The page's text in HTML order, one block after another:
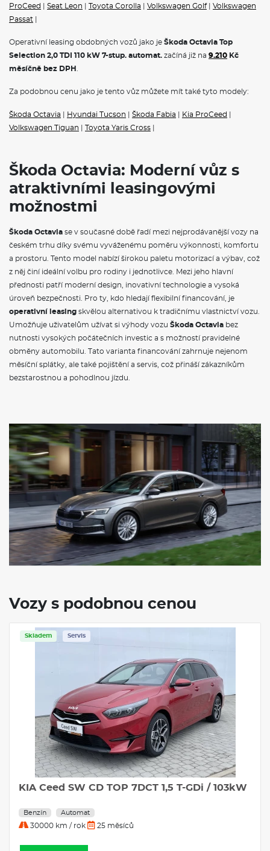
spolujezdce, kolenní airbag řidiče
2× boční airbag vpředu, 2× hlavový airbag a středový airbag
Hlídání mrtvého úhlu (Side Assist)
Front Assist - s upozorněním a zabržděním při hrozící kolizi s
vozidly, chodci a cyklisty
Dvoutónová siréna
Home
Signalizace nezapnutého bezpečnostního pásu
KESSY - bezklíčové zamykání a startování
Alarm
Prediktivní tempomat
Přídavné odrazky (oblast dveří)
Systém Start/Stop
Středová konzola s držáky nápojů, žaluzií, držák multimédií a
odkládací přihrádka za středovou konzolou
POJIŠTĚNÍ
Havarijní pojištění se spoluúčastí 10%
Pojištění skel
ZÁKLADNÍ INFORMACE O SOUČASNÉM
MODELU VOZU ŠKODA OCTAVIA
Škoda Octaviaje jedním z nejpopulárnějších modelů
ideální volbu pro rodiny i jednotlivce. Pod kapotou najdete
efektivní motory, včetně
benzinových a naftových variant, které
splňují přísné emisní normy. Novinkou je také
hybridní verze
která kombinuje klasický spalovací motor s elektrickým
pohonem, a tak nabízí nižší spotřebu paliva a ekologičtější
provoz.Škoda Octaviaje proto skvělou volbou pro ty, kteří
hledají stylový, ekologický a prostorný automobil.
VÝBAVA:
Klimatizace
Tažné zařízení
ProCeed
Seat Leon Toyota Corolla Volkswagen Golf| Volkswagen
Passat
Operativní leasing obdobných vozů jako je Škoda Octavia Top
Selection 2,0 TDI 110 kW 7-stup. automat. začíná již na 9.210 Kč
měsíčně bez DPH
Za podobnou cenu jako je tento vůz můžete mít také tyto modely:
Škoda Octavia Hyundai Tucson Škoda Fabia Kia ProCeed
Volkswagen Tiguan
Toyota Yaris Cross
Škoda Octavia: Moderní vůz s
atraktivními leasingovými
možnostmi
Škoda Octavia se v současné době řadí mezi nejprodávanější vozy na
českém trhu díky svému vyváženému poměru výkonnosti, komfortu
a prostoru. Tento model nabízí širokou paletu motorizací a výbav, což
z něj činí ideální volbu pro rodiny i jednotlivce. Mezi jeho hlavní
přednosti patří moderní design, inovativní technologie a vysoká
úroveň bezpečnosti. Pro ty, kdo hledají flexibilní financování, je
operativní leasing skvělou alternativou k tradičnímu vlastnictví vozu.
Umožňuje uživatelům užívat si výhody vozu Škoda Octavia bez
nutnosti vysokých počátečních investic a s možností pravidelné
obměny automobilu. Tato varianta financování zahrnuje nejenom
měsíční splátky, ale také pojištění a servis, což přináší zákazníkům
bezstarostnou a pohodlnou jízdu.
Vozy s podobnou cenou
Skladem Servis
KIA Ceed SW CD TOP 7DCT 1,5 T-GDi / 103kW
Benzín Automat
30000 km / rok 25 měsíců